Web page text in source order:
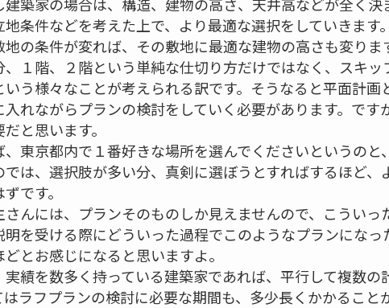
地条件などを考えた上で、より最適な選択をしていきま
地の条件が変れば、その敷地に最適な建物の高さも変り
、１階、２階という単純な仕切り方だけではなく、スキ
いう様々なことが考えられる訳です。そうなると平面計
入れながらプランの検討をしていく必要があります。で
と思います。
、東京都内で１番好きな場所を選んでくださいというの
では、選択肢が多い分、真剣に選ぼうとすればするほど
です。
さんには、プランそのものしか見えませんので、こうい
明を受ける際にどういった過程でこのようなプランにな
どとお感じになると思いますよ。
実績を数多く持っている建築家であれば、平行して複数
はラフプランの検討に必要な期間も、多少長くかかること